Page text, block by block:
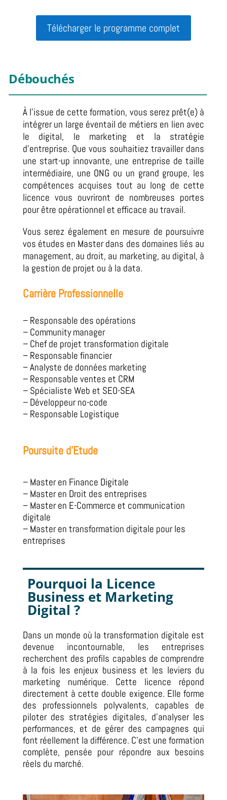
Télécharger le programme complet
Débouchés
À l’issue de cette formation, vous serez prêt(e) à
intégrer un large éventail de métiers en lien avec
le digital, le marketing et la stratégie
d’entreprise. Que vous souhaitiez travailler dans
une start-up innovante, une entreprise de taille
intermédiaire, une ONG ou un grand groupe, les
compétences acquises tout au long de cette
licence vous ouvriront de nombreuses portes
pour être opérationnel et efficace au travail.
Vous serez également en mesure de poursuivre
vos études en Master dans des domaines liés au
management, au droit, au marketing, au digital, à
la gestion de projet ou à la data.
Carrière Professionnelle
– Responsable des opérations
– Community manager
– Chef de projet transformation digitale
– Responsable financier
– Analyste de données marketing
– Responsable ventes et CRM
– Spécialiste Web et SEO-SEA
– Développeur no-code
– Responsable Logistique
Poursuite d’Etude
– Master en Finance Digitale
– Master en Droit des entreprises
– Master en E-Commerce et communication
digitale
– Master en transformation digitale pour les
entreprises
Pourquoi la Licence
Business et Marketing
Digital ?
Dans un monde où la transformation digitale est
devenue incontournable, les entreprises
recherchent des profils capables de comprendre
à la fois les enjeux business et les leviers du
marketing numérique. Cette licence répond
directement à cette double exigence. Elle forme
des professionnels polyvalents, capables de
piloter des stratégies digitales, d’analyser les
performances, et de gérer des campagnes qui
font réellement la différence. C’est une formation
complète, pensée pour répondre aux besoins
réels du marché.